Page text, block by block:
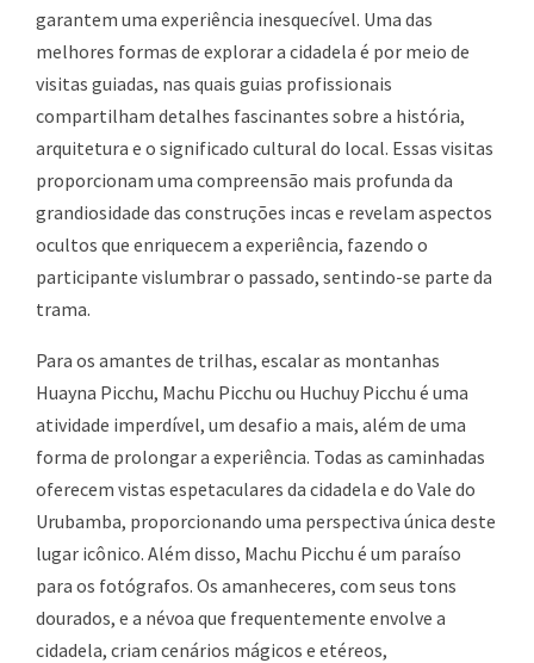
garantem uma experiência inesquecível. Uma das
melhores formas de explorar a cidadela é por meio de
visitas guiadas, nas quais guias profissionais
compartilham detalhes fascinantes sobre a história,
arquitetura e o significado cultural do local. Essas visitas
proporcionam uma compreensão mais profunda da
grandiosidade das construções incas e revelam aspectos
ocultos que enriquecem a experiência, fazendo o
participante vislumbrar o passado, sentindo-se parte da
trama.
Para os amantes de trilhas, escalar as montanhas
Huayna Picchu, Machu Picchu ou Huchuy Picchu é uma
atividade imperdível, um desafio a mais, além de uma
forma de prolongar a experiência. Todas as caminhadas
oferecem vistas espetaculares da cidadela e do Vale do
Urubamba, proporcionando uma perspectiva única deste
lugar icônico. Além disso, Machu Picchu é um paraíso
para os fotógrafos. Os amanheceres, com seus tons
dourados, e a névoa que frequentemente envolve a
cidadela, criam cenários mágicos e etéreos,